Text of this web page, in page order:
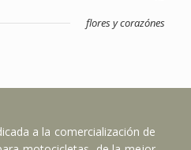
flores y corazónes
a la comercialización de